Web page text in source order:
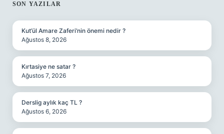
SIDEBAR
SON YAZILAR
Kut’ül Amare Zaferi’nin önemi nedir ?
Ağustos 8, 2026
Kırtasiye ne satar ?
Ağustos 7, 2026
Derslig aylık kaç TL ?
Ağustos 6, 2026